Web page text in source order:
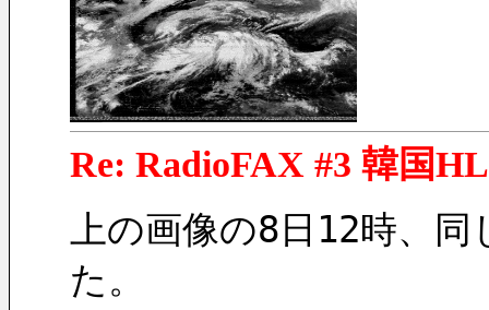
Re: RadioFAX #3 韓国
上の画像の8日12時、
た。